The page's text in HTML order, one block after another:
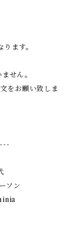
ます。
せん。
をお願い致しま
ソン